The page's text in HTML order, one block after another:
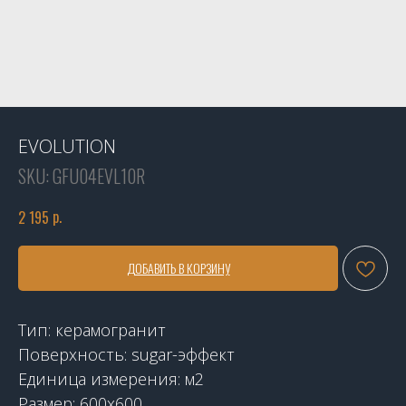
EVOLUTION
SKU:GFU04EVL10R
2 195 р.
ДОБАВИТЬ В КОРЗИНУ
Тип: керамогранит
Поверхность: sugar-эффект
Единица измерения: м2